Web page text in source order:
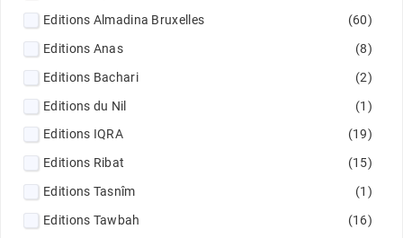
Editions Almadina Bruxelles
(60)
Editions Anas
(8)
Editions Bachari
(2)
Editions du Nil
(1)
Editions IQRA
(19)
Editions Ribat
(15)
Editions Tasnîm
(1)
Editions Tawbah
(16)